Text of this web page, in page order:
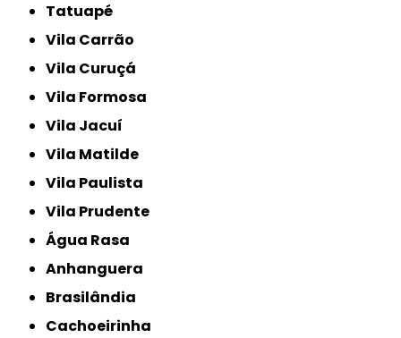
Tatuapé
Vila Carrão
Vila Curuçá
Vila Formosa
Vila Jacuí
Vila Matilde
Vila Paulista
Vila Prudente
Água Rasa
Anhanguera
Brasilândia
Cachoeirinha